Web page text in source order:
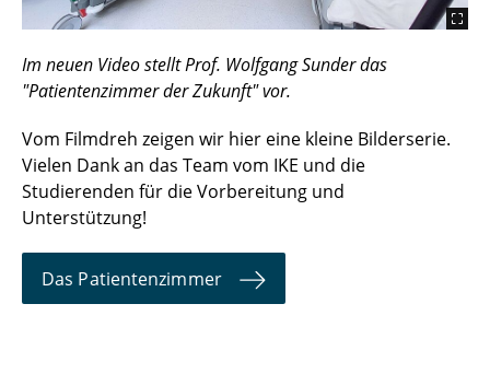
Im neuen Video stellt Prof. Wolfgang Sunder das
"Patientenzimmer der Zukunft" vor.
Vom Filmdreh zeigen wir hier eine kleine Bilderserie.
Vielen Dank an das Team vom IKE und die
Studierenden für die Vorbereitung und
Unterstützung!
Das Patientenzimmer